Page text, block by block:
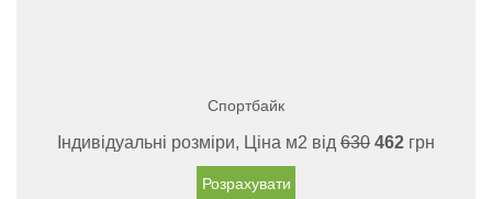
Спортбайк
Індивідуальні розміри, Ціна м2 від 630 462 грн
Розрахувати